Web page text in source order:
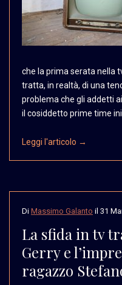
che la prima serata nella
tratta, in realtà, di una
problema che gli addetti
il cosiddetto prime time
Leggi l'articolo →
Di Massimo Galanto il 31
La sfida in tv
Gerry e
ragazzo